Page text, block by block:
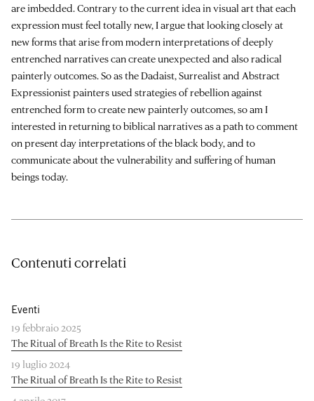
are imbedded. Contrary to the current idea in visual art that each
expression must feel totally new, I argue that looking closely at
new forms that arise from modern interpretations of deeply
entrenched narratives can create unexpected and also radical
painterly outcomes. So as the Dadaist, Surrealist and Abstract
Expressionist painters used strategies of rebellion against
entrenched form to create new painterly outcomes, so am I
interested in returning to biblical narratives as a path to comment
on present day interpretations of the black body, and to
communicate about the vulnerability and suffering of human
beings today.
Contenuti correlati
Eventi
19 febbraio 2025
The Ritual of Breath Is the Rite to Resist
19 luglio 2024
The Ritual of Breath Is the Rite to Resist